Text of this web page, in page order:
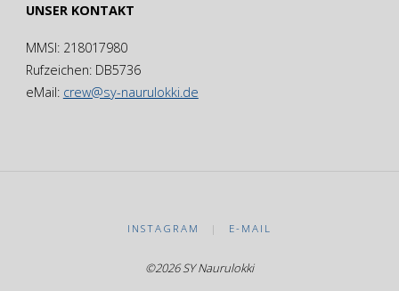
UNSER KONTAKT
MMSI: 218017980
Rufzeichen: DB5736
eMail: crew@sy-naurulokki.de
INSTAGRAM | E-MAIL
©2026 SY Naurulokki